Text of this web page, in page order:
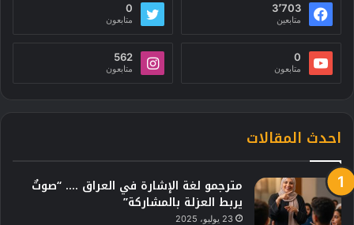
3٬703
متابعين
0
متابعون
0
متابعون
562
متابعون
احدث المقالات
مترجمو لغة الإشارة في العراق …. “صوتٌ
يربط العزلة بالمشاركة”
23 يوليو، 2025